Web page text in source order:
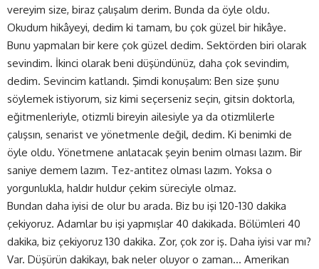
vereyim size, biraz çalışalım derim. Bunda da öyle oldu.
Okudum hikâyeyi, dedim ki tamam, bu çok güzel bir hikâye.
Bunu yapmaları bir kere çok güzel dedim. Sektörden biri olarak
sevindim. İkinci olarak beni düşündünüz, daha çok sevindim,
dedim. Sevincim katlandı. Şimdi konuşalım: Ben size şunu
söylemek istiyorum, siz kimi seçerseniz seçin, gitsin doktorla,
eğitmenleriyle, otizmli bireyin ailesiyle ya da otizmlilerle
çalışsın, senarist ve yönetmenle değil, dedim. Ki benimki de
öyle oldu. Yönetmene anlatacak şeyin benim olması lazım. Bir
saniye demem lazım. Tez-antitez olması lazım. Yoksa o
yorgunlukla, haldır huldur çekim süreciyle olmaz.
Bundan daha iyisi de olur bu arada. Biz bu işi 120-130 dakika
çekiyoruz. Adamlar bu işi yapmışlar 40 dakikada. Bölümleri 40
dakika, biz çekiyoruz 130 dakika. Zor, çok zor iş. Daha iyisi var mı?
Var. Düşürün dakikayı, bak neler oluyor o zaman… Amerikan